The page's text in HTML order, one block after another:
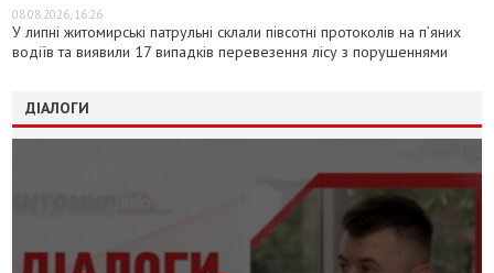
08.08.2026, 16:26
У липні житомирські патрульні склали півсотні протоколів на пʼяних
водіїв та виявили 17 випадків перевезення лісу з порушеннями
ДІАЛОГИ